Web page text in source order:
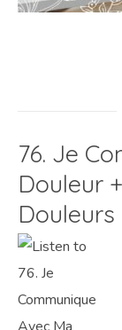
76. Je
Douleur